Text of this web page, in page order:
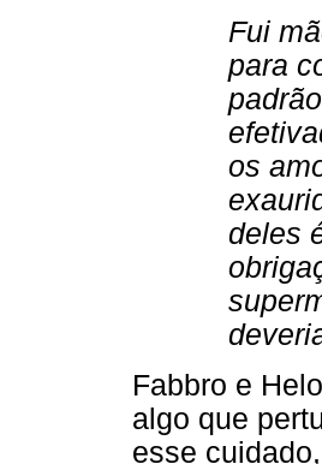
Fui
para
os
deles
Fabbro e
algo que
esse